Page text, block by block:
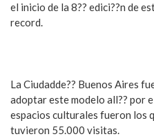
el inicio de la 8?? edici??n de
record.
La Ciudadde?? Buenos Aires
adoptar este modelo all?? por
espacios culturales fueron los
tuvieron 55.000 visitas.